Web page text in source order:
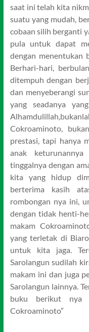
saat ini telah kita
suatu yang mudah,
cobaan silih berganti
pula untuk dapat
dengan menentukan
Berhari-hari,
ditempuh dengan
dan menyeberangi
yang seadanya
Cokroaminoto,
prestasi, tapi hanya
anak
tinggalnya dengan
kita yang hidup
berterima kasih
rombongan nya ini,
dengan tidak henti-
makam
yang terletak di
untuk kita jaga.
Sarolangun sudilah
makam ini dan juga
Sarolangun lainnya.
buku berikut nya
Cokroaminoto”